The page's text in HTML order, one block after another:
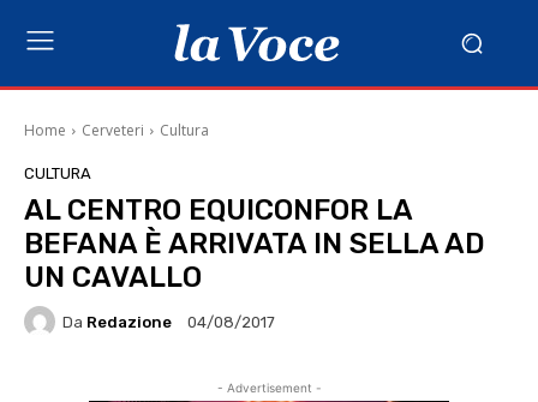
Home Cerveteri Cultura
CULTURA
AL CENTRO EQUICONFOR LA
BEFANA È ARRIVATA IN SELLA AD
UN CAVALLO
Da Redazione 04/08/2017
- Advertisement -